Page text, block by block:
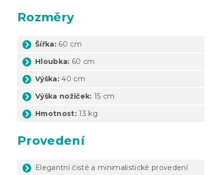
Rozměry
Šířka: 60 cm
Hloubka: 60 cm
Výška: 40 cm
Výška nožiček: 15 cm
Hmotnost: 13 kg
Provedení
Elegantní čisté a minimalistické provedení